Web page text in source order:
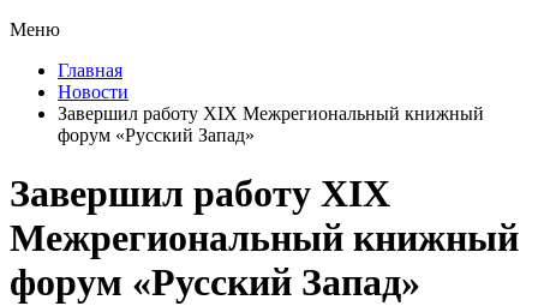
Меню
Главная
Новости
Завершил работу XIX Межрегиональный книжный
форум «Русский Запад»
Завершил работу XIX
Межрегиональный книжный
форум «Русский Запад»